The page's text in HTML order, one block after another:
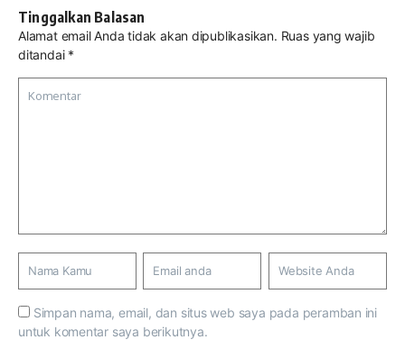
Tinggalkan Balasan
Alamat email Anda tidak akan dipublikasikan. Ruas yang wajib
ditandai *
Simpan nama, email, dan situs web saya pada peramban ini
untuk komentar saya berikutnya.